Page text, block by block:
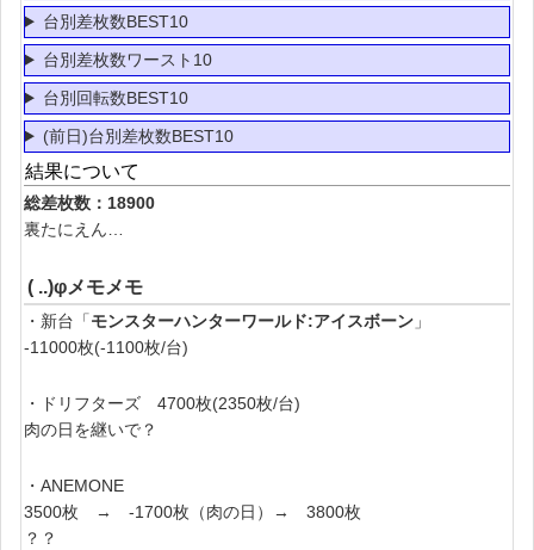
台別差枚数BEST10
台別差枚数ワースト10
台別回転数BEST10
(前日)台別差枚数BEST10
結果について
総差枚数：18900
裏たにえん…
( ..)φメモメモ
・新台「モンスターハンターワールド:アイスボーン 」
-11000枚(-1100枚/台)
・ドリフターズ 4700枚(2350枚/台)
肉の日を継いで？
・ANEMONE
3500枚 → -1700枚（肉の日）→ 3800枚
？？